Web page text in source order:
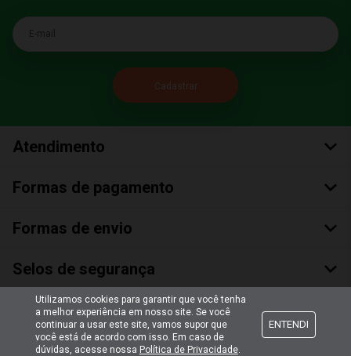
E-mail
Atendimento
Formas de pagamento
Formas de envio
Selos de segurança
Utilizamos cookies para garantir que você tenha
a melhor experiência em nosso site. Se você
continuar a usar este site, vamos supor que
você está de acordo com isso. Em caso de
dúvidas, acesse nossa Política de Privacidade.
ENTENDI